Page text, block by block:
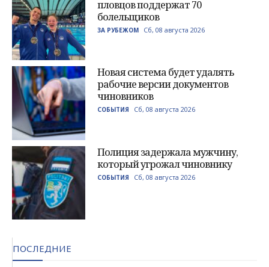
пловцов поддержат 70
болельщиков
ЗА РУБЕЖОМ Сб, 08 августа 2026
Новая система будет удалять
рабочие версии документов
чиновников
СОБЫТИЯ Сб, 08 августа 2026
Полиция задержала мужчину,
который угрожал чиновнику
СОБЫТИЯ Сб, 08 августа 2026
ПОСЛЕДНИЕ